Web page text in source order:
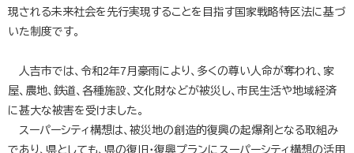
現される未来社会を先行実現することを目指す国家戦略特区法に基づ
いた制度です。
人吉市では、令和2年7月豪雨により、多くの尊い人命が奪われ、家
屋、農地、鉄道、各種施設、文化財などが被災し、市民生活や地域経済
に甚大な被害を受けました。
スーパーシティ構想は、被災地の創造的復興の起爆剤となる取組み
であり、県としても、県の復旧・復興プランにスーパーシティ構想の活用